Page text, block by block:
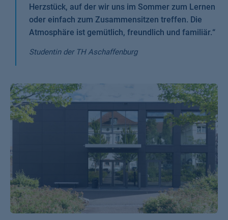
Herzstück, auf der wir uns im Sommer zum Lernen
oder einfach zum Zusammensitzen treffen. Die
Atmosphäre ist gemütlich, freundlich und familiär.“
Studentin der TH Aschaffenburg